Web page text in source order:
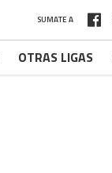
SUMATE A
OTRAS LIGAS